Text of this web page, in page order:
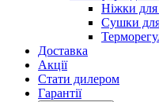
Ніжки для
Сушки
Доставка
Акції
Стати дилером
Гарантії